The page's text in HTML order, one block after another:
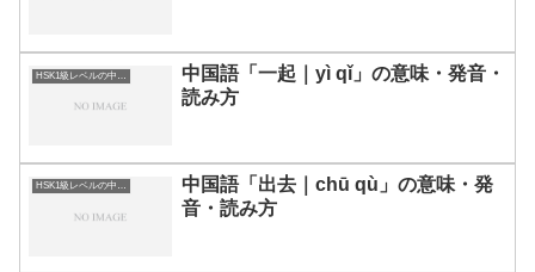
中国語「一起｜yì qǐ」の意味・発音・
読み方
HSK1級レベルの中国語
中国語「出去｜chū qù」の意味・発
音・読み方